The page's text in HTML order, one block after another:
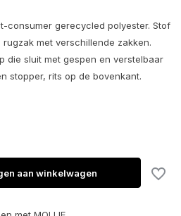
consumer gerecycled polyester. Stof
met verschillende zakken.
die sluit met gespen en verstelbaar
stopper, rits op de bovenkant.
aan winkelwagen